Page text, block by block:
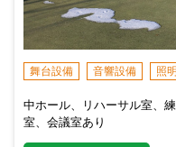
舞台設備 音響設備 照
中ホール、リハーサル室、
室、会議室あり